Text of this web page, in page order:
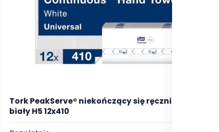
Tork PeakServe® niekończący się ręcznik do rąk
biały H5 12x410